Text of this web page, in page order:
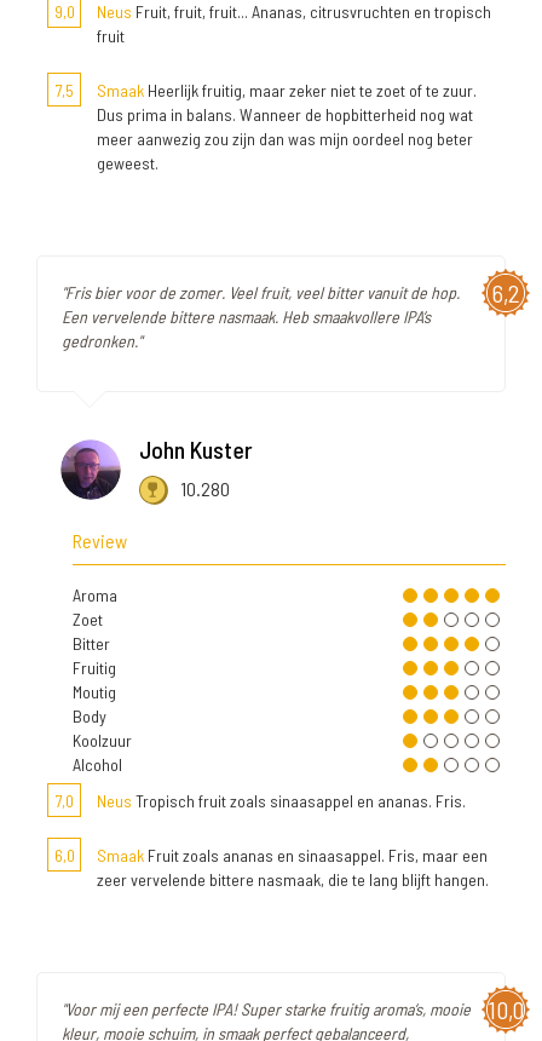
9,0 Neus Fruit, fruit, fruit... Ananas, citrusvruchten en tropisch
fruit
7,5 Smaak Heerlijk fruitig, maar zeker niet te zoet of te zuur.
Dus prima in balans. Wanneer de hopbitterheid nog wat
meer aanwezig zou zijn dan was mijn oordeel nog beter
geweest.
6,2
"Fris bier voor de zomer. Veel fruit, veel bitter vanuit de hop.
Een vervelende bittere nasmaak. Heb smaakvollere IPA’s
gedronken."
John Kuster
10.280
Review
Aroma
Zoet
Bitter
Fruitig
Moutig
Body
Koolzuur
Alcohol
7,0
Neus Tropisch fruit zoals sinaasappel en ananas. Fris.
6,0 Smaak Fruit zoals ananas en sinaasappel. Fris, maar een
zeer vervelende bittere nasmaak, die te lang blijft hangen.
10,0
"Voor mij een perfecte IPA! Super starke fruitig aroma’s, mooie
kleur, mooie schuim, in smaak perfect gebalanceerd,